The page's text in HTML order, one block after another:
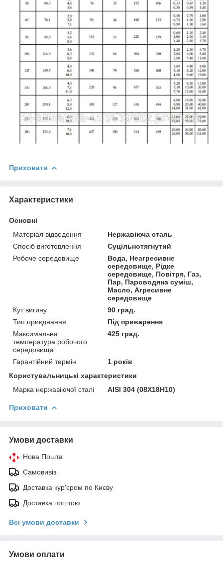
Приховати
Характеристики
Основні
Матеріал відведення
Нержавіюча сталь
Спосіб виготовлення
Суцільнотягнутий
Робоче середовище
Вода, Неагресивне
середовище, Рідке
середовище, Повітря, Газ,
Пар, Пароводяна суміш,
Масло, Агресивне
середовище
Кут вигину
90 град.
Тип приєднання
Під приварення
Максимальна
температура робочого
середовища
425 град.
Гарантійний термін
1 років
Користувальницькі характеристики
Марка нержавіючої сталі
AISI 304 (08Х18Н10)
Приховати
Умови доставки
Нова Пошта
Самовивіз
Доставка кур'єром по Києву
Доставка поштою
Всі умови доставки
Умови оплати